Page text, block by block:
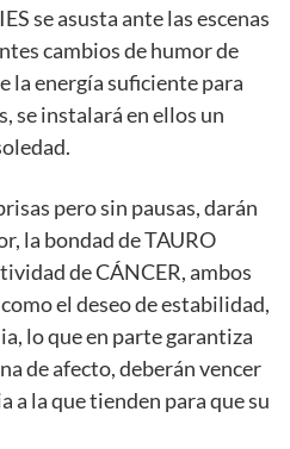
se asusta ante las escenas
cambios de humor de
la energía suficiente para
se instalará en ellos un
pero sin pausas, darán
la bondad de TAURO
de CÁNCER, ambos
el deseo de estabilidad,
lo que en parte garantiza
de afecto, deberán vencer
a la que tienden para que su